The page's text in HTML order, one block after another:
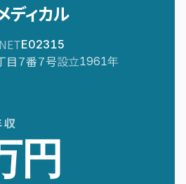
ディカル
E02315
７番７号設立1961年
円